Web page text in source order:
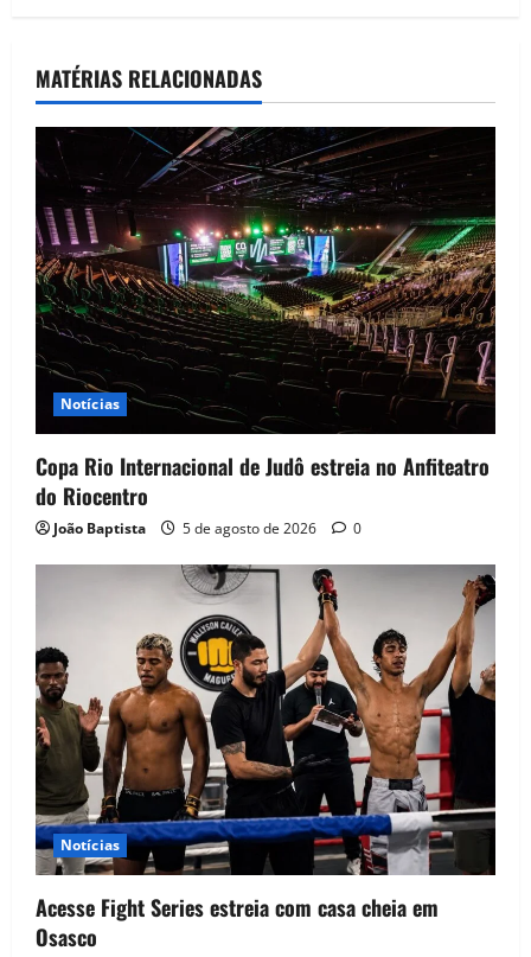
MATÉRIAS RELACIONADAS
Notícias
Copa Rio Internacional de Judô estreia no Anfiteatro
do Riocentro
João Baptista 5 de agosto de 2026 0
Notícias
Acesse Fight Series estreia com casa cheia em
Osasco